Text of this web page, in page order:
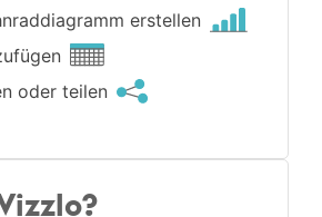
erstellen
oder teilen